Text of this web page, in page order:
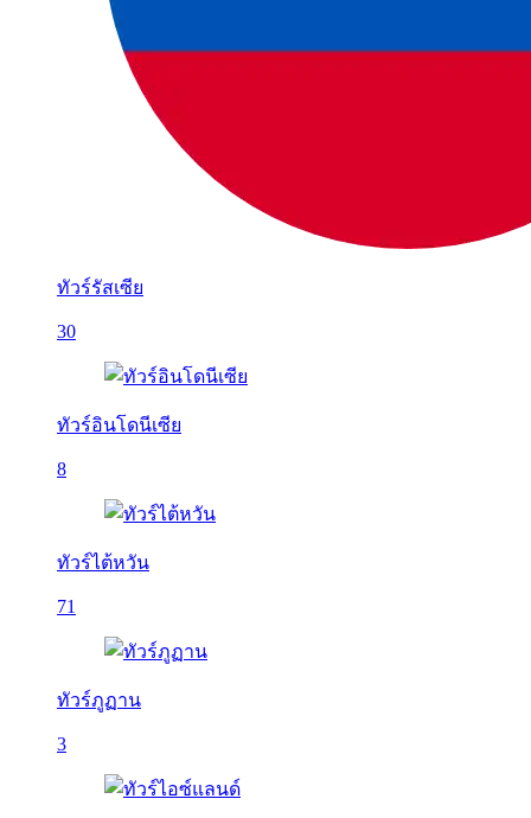
ทัวร์รัสเซีย
30
ทัวร์อินโดนีเซีย
8
ทัวร์ไต้หวัน
71
ทัวร์ภูฏาน
3